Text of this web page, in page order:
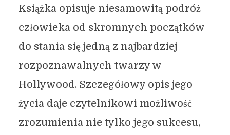
Książka opisuje niesamowitą podróż
człowieka od skromnych początków
do stania się jedną z najbardziej
rozpoznawalnych twarzy w
Hollywood. Szczegółowy opis jego
życia daje czytelnikowi możliwość
zrozumienia nie tylko jego sukcesu,